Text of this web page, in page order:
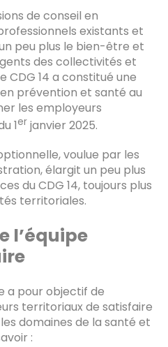
de conseil en
existants et
peu plus le bien-être et
des collectivités et
CDG 14 a constitué une
prévention et santé au
les employeurs
1er janvier 2025.
voulue par les
élargit un peu plus
du CDG 14, toujours plus
territoriales.
l’équipe
a pour objectif de
territoriaux de satisfaire
domaines de la santé et
: